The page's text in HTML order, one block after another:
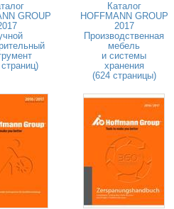
GROUP
Каталог
HOFFMANN GROUP
2017
Производственная
мебель
и системы
хранения
(624 страницы)